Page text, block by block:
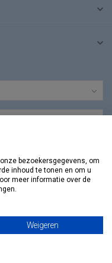
Vos en Zoons B.V.
bezoekersgegevens, om
inhoud te tonen en om u
meer informatie over de
Weigeren